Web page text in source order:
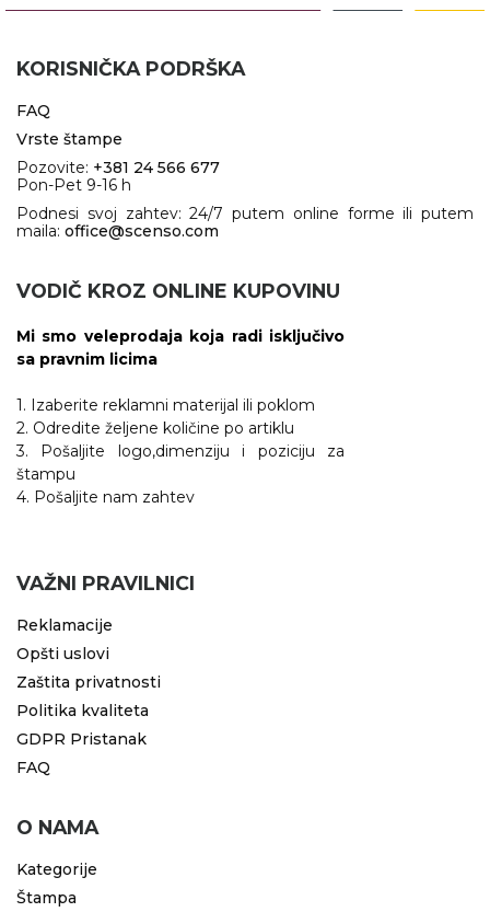
KORISNIČKA PODRŠKA
FAQ
Vrste štampe
Pozovite: +381 24 566 677
Pon-Pet 9-16 h
Podnesi svoj zahtev: 24/7 putem online forme ili putem
maila: office@scenso.com
VODIČ KROZ ONLINE KUPOVINU
Mi smo veleprodaja koja radi isključivo
sa pravnim licima
1. Izaberite reklamni materijal ili poklom
2. Odredite željene količine po artiklu
3. Pošaljite logo,dimenziju i poziciju za
štampu
4. Pošaljite nam zahtev
VAŽNI PRAVILNICI
Reklamacije
Opšti uslovi
Zaštita privatnosti
Politika kvaliteta
GDPR Pristanak
FAQ
O NAMA
Kategorije
Štampa